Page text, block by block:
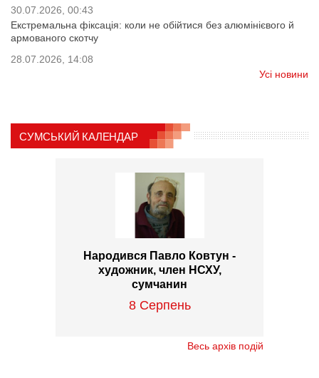
30.07.2026, 00:43
Екстремальна фіксація: коли не обійтися без алюмінієвого й
армованого скотчу
28.07.2026, 14:08
Усі новини
СУМСЬКИЙ КАЛЕНДАР
Народився Павло Ковтун -
художник, член НСХУ,
сумчанин
8 Серпень
Весь архів подій